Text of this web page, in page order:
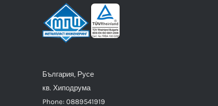
България, Русе
кв. Хиподрума
Phone: 0889541919